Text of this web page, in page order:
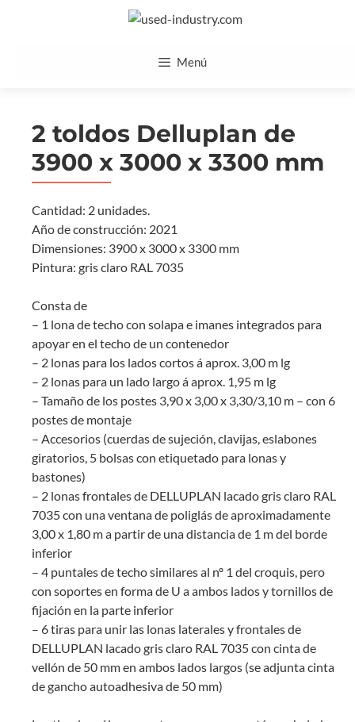
Menú
2 toldos Delluplan de
3900 x 3000 x 3300 mm
Cantidad: 2 unidades.
Año de construcción: 2021
Dimensiones: 3900 x 3000 x 3300 mm
Pintura: gris claro RAL 7035
Consta de
– 1 lona de techo con solapa e imanes integrados para
apoyar en el techo de un contenedor
– 2 lonas para los lados cortos á aprox. 3,00 m lg
– 2 lonas para un lado largo á aprox. 1,95 m lg
– Tamaño de los postes 3,90 x 3,00 x 3,30/3,10 m – con 6
postes de montaje
– Accesorios (cuerdas de sujeción, clavijas, eslabones
giratorios, 5 bolsas con etiquetado para lonas y
bastones)
– 2 lonas frontales de DELLUPLAN lacado gris claro RAL
7035 con una ventana de poliglás de aproximadamente
3,00 x 1,80 m a partir de una distancia de 1 m del borde
inferior
– 4 puntales de techo similares al nº 1 del croquis, pero
con soportes en forma de U a ambos lados y tornillos de
fijación en la parte inferior
– 6 tiras para unir las lonas laterales y frontales de
DELLUPLAN lacado gris claro RAL 7035 con cinta de
vellón de 50 mm en ambos lados largos (se adjunta cinta
de gancho autoadhesiva de 50 mm)